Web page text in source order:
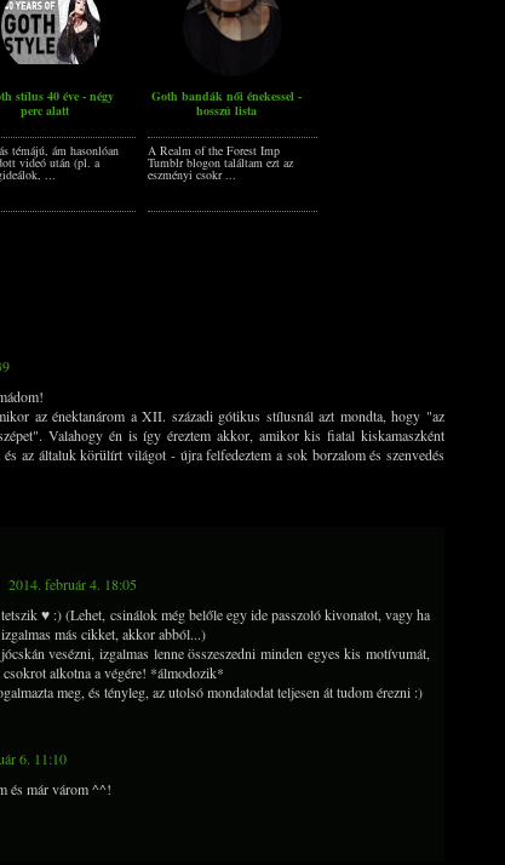
stílus 40 éve - négy
perc alatt
témájú, ám hasonlóan
videó után (pl. a
...
Goth bandák női énekessel -
hosszú lista
A Realm of the Forest Imp
Tumblr blogon találtam ezt az
eszményi csokr ...
az énektanárom a XII. századi gótikus stílusnál azt mondta, hogy "az
Valahogy én is így éreztem akkor, amikor kis fiatal kiskamaszként
és az általuk körülírt világot - újra felfedeztem a sok borzalom és szenvedés
2014. február 4. 18:05
♥ :) (Lehet, csinálok még belőle egy ide passzoló kivonatot, vagy ha
más cikket, akkor abból...)
vesézni, izgalmas lenne összeszedni minden egyes kis motívumát,
csokrot alkotna a végére! *álmodozik*
meg, és tényleg, az utolsó mondatodat teljesen át tudom érezni :)
6. 11:10
és már várom ^^!